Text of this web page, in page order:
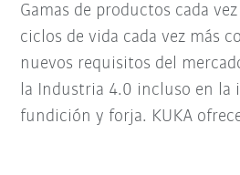
Gamas de productos cada
ciclos de vida cada vez más
nuevos requisitos del
la Industria 4.0 incluso en la
fundición y forja. KUKA